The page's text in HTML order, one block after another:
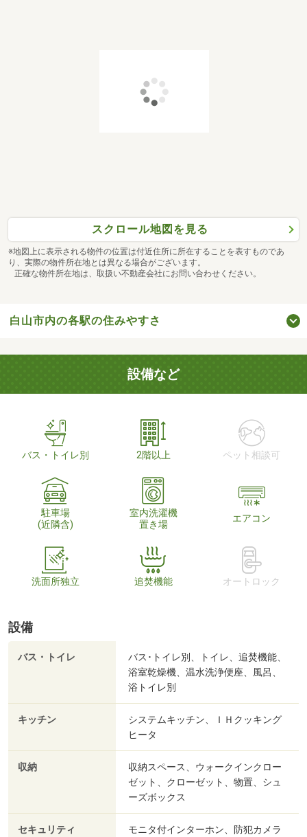
スクロール地図を見る
※地図上に表示される物件の位置は付近住所に所在することを表すものであ
り、実際の物件所在地とは異なる場合がございます。
正確な物件所在地は、取扱い不動産会社にお問い合わせください。
白山市内の各駅の住みやすさ
設備など
バス・トイレ別 2階以上 ペット相談可
駐車場
(近隣含)
室内洗濯機
置き場
エアコン
洗面所独立 追焚機能 オートロック
設備
バス・トイレ
バス･トイレ別、トイレ、追焚機能、
浴室乾燥機、温水洗浄便座、風呂、
浴トイレ別
キッチン
システムキッチン、ＩＨクッキング
ヒータ
収納
収納スペース、ウォークインクロー
ゼット、クローゼット、物置、シュ
ーズボックス
セキュリティ モニタ付インターホン、防犯カメラ